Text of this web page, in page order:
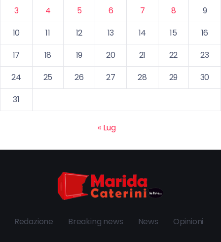
3
4 5 6 7 8
9
10
11 12 13 14 15
16
17
18 19 20 21 22
23
24
25 26 27 28 29
30
31
« Lug
Redazione Breaking news News Opinioni